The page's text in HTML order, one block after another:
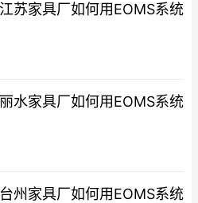
苏家具厂如何用EOMS系统
水家具厂如何用EOMS系统
州家具厂如何用EOMS系统